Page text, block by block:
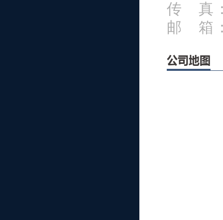
传 真
邮 箱
公司地图